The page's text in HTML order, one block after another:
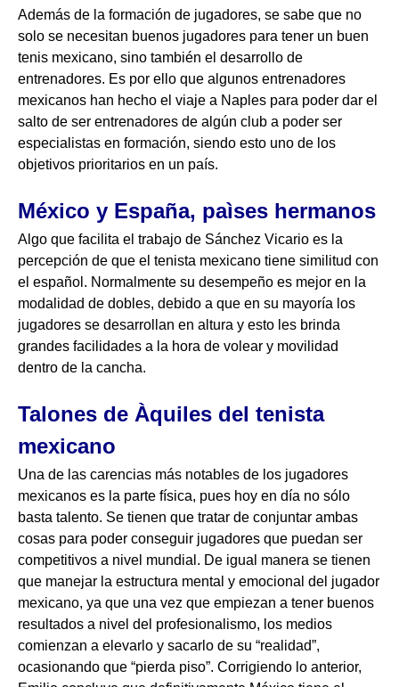
Además de la formación de jugadores, se sabe que no
solo se necesitan buenos jugadores para tener un buen
tenis mexicano, sino también el desarrollo de
entrenadores. Es por ello que algunos entrenadores
mexicanos han hecho el viaje a Naples para poder dar el
salto de ser entrenadores de algún club a poder ser
especialistas en formación, siendo esto uno de los
objetivos prioritarios en un país.
México y España, paìses hermanos
Algo que facilita el trabajo de Sánchez Vicario es la
percepción de que el tenista mexicano tiene similitud con
el español. Normalmente su desempeño es mejor en la
modalidad de dobles, debido a que en su mayoría los
jugadores se desarrollan en altura y esto les brinda
grandes facilidades a la hora de volear y movilidad
dentro de la cancha.
Talones de Àquiles del tenista
mexicano
Una de las carencias más notables de los jugadores
mexicanos es la parte física, pues hoy en día no sólo
basta talento. Se tienen que tratar de conjuntar ambas
cosas para poder conseguir jugadores que puedan ser
competitivos a nivel mundial. De igual manera se tienen
que manejar la estructura mental y emocional del jugador
mexicano, ya que una vez que empiezan a tener buenos
resultados a nivel del profesionalismo, los medios
comienzan a elevarlo y sacarlo de su “realidad”,
ocasionando que “pierda piso”. Corrigiendo lo anterior,